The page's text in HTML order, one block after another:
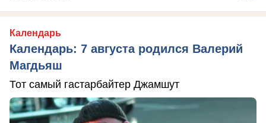
Календарь
Календарь: 7 августа родился Валерий
Магдьяш
Тот самый гастарбайтер Джамшут